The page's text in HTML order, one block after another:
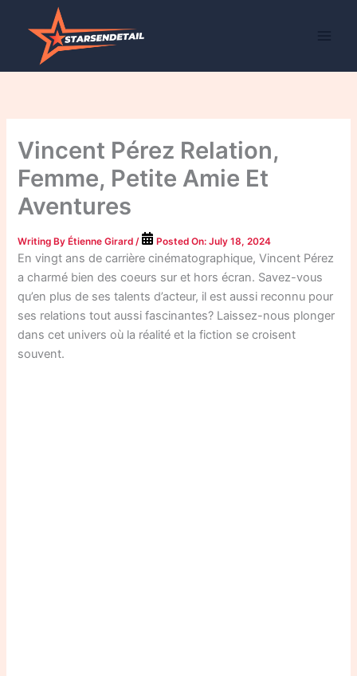
Vincent Pérez Relation,
Femme, Petite Amie Et
Aventures
Writing ByÉtienne Girard / Posted On:July 18, 2024
En vingt ans de carrière cinématographique, Vincent Pérez
a charmé bien des coeurs sur et hors écran. Savez-vous
qu’en plus de ses talents d’acteur, il est aussi reconnu pour
ses relations tout aussi fascinantes? Laissez-nous plonger
dans cet univers où la réalité et la fiction se croisent
souvent.